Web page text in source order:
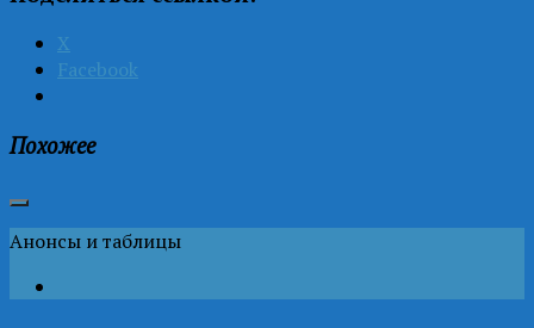
X
Facebook
Похожее
Анонсы и таблицы